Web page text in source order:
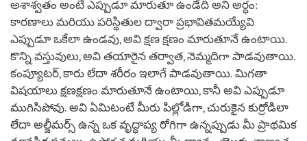
అశాశ్వతం అంటే ఎప్పుడూ మారుతూ ఉండేది అని అర్ధం:
కారణాలు మరియు పరిస్థితుల ద్వారా ప్రభావితమయ్యేవి
ఎప్పుడూ ఒకేలా ఉండవు, అవి క్షణ క్షణం మారుతూనే ఉంటాయి.
కొన్ని వస్తువులు, అవి తయారైన తర్వాత, నెమ్మదిగా పాడవుతాయి.
కంప్యూటర్, కారు లేదా శరీరం ఇలాగే పాడవుతాయి. మిగతా
విషయాలు క్షణక్షణం మారుతూనే ఉంటాయి, కానీ అవి ఎప్పుడూ
ముగిసిపోవు. అవి ఏమిటంటే మీరు పిల్లోడిగా, చురుకైన కుర్రోడిలా
లేదా అల్జీమర్స్ ఉన్న ఒక వృద్ధాప్య రోగిగా ఉన్నప్పుడు మీ ప్రాథమిక